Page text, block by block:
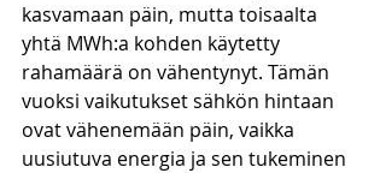
kasvamaan päin, mutta toisaalta
yhtä MWh:a kohden käytetty
rahamäärä on vähentynyt. Tämän
vuoksi vaikutukset sähkön hintaan
ovat vähenemään päin, vaikka
uusiutuva energia ja sen tukeminen